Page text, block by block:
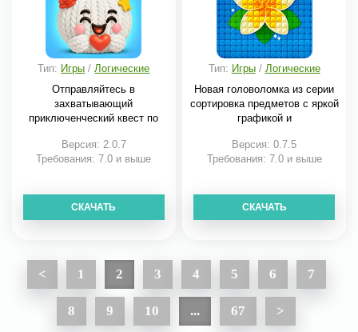
Тип: Игры /Логические
Отправляйтесь в
захватывающий
приключенческий квест по
Версия: 2.0.7
Требования: 7.0 и выше
СКАЧАТЬ
Тип: Игры/ Логические
Новая головоломка из серии
сортировка предметов с яркой
графикой и
Версия: 0.7.5
Требования: 7.0 и выше
СКАЧАТЬ
< 1 2 3 4 5 6 7
8 9 10 ... 67 >